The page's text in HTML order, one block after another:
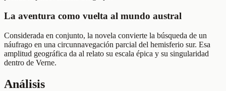
La aventura como vuelta al mundo austral
Considerada en conjunto, la novela convierte la búsqueda de un
náufrago en una circunnavegación parcial del hemisferio sur. Esa
amplitud geográfica da al relato su escala épica y su singularidad
dentro de Verne.
Análisis